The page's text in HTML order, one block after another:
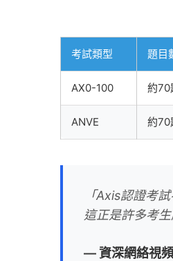
考試類型 題目
AX0-100 約70
ANVE 約70
「Axis認證考
這正是許多考
— 資深網絡視